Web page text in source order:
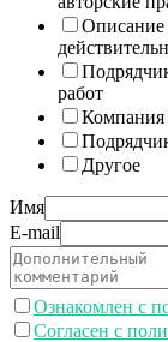
Описание
работ
Компания
Другое
Имя
E-mail
Ознакомлен с
Согласен с